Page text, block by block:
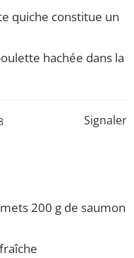
quiche constitue un
hachée dans la
Signaler
200 g de saumon